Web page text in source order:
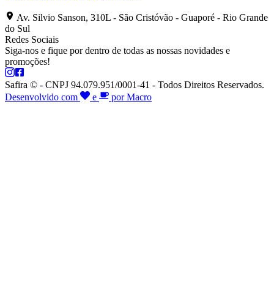
Av. Silvio Sanson, 310L - São Cristóvão - Guaporé - Rio Grande
do Sul
Redes Sociais
Siga-nos e fique por dentro de todas as nossas novidades e
promoções!
Safira © - CNPJ 94.079.951/0001-41 - Todos Direitos Reservados.
Desenvolvido com
e por Macro